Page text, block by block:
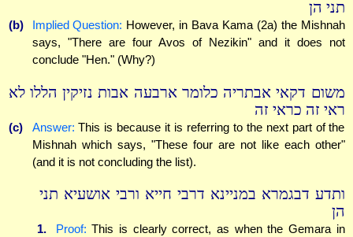
תני הן
(b) Implied Question: However, in Bava Kama (2a) the Mishnah
says, "There are four Avos of Nezikin" and it does not
conclude "Hen." (Why?)
משום דקאי אבתריה כלומר ארבעה אבות נזיקין הללו לא
ראי זה כראי זה
(c) Answer: This is because it is referring to the next part of the
Mishnah which says, "These four are not like each other"
(and it is not concluding the list).
ותדע דבגמרא במניינא דרבי חייא ורבי אושעיא תני
הן
1. Proof: This is clearly correct, as when the Gemara in